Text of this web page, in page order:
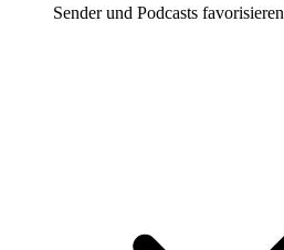
Sender und Podcasts favorisieren